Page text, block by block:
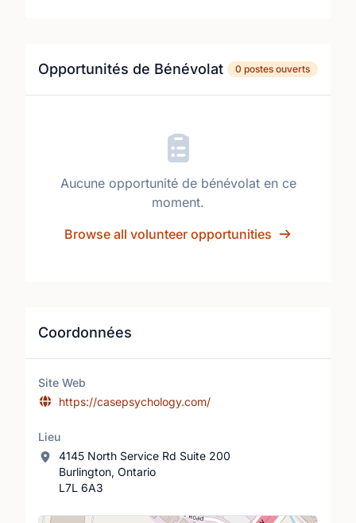
Opportunités de Bénévolat 0 postes ouverts
Aucune opportunité de bénévolat en ce
moment.
Browse all volunteer opportunities
Coordonnées
Site Web
https://casepsychology.com/
Lieu
4145 North Service Rd Suite 200
Burlington, Ontario
L7L 6A3